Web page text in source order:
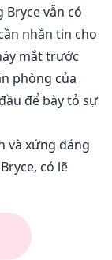
vẫn có
nhắn tin cho
mắt trước
phòng của
để bày tỏ sự
và xứng đáng
có lẽ